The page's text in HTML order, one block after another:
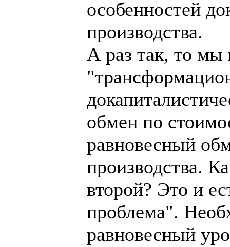
особенностей
производства.
А раз так, то мы
обмен по
равновесный
производства.
второй? Это и
проблема".
равновесный